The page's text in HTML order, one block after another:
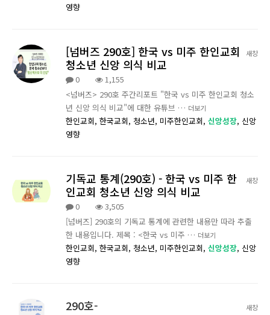
영향
새창
[넘버즈 290호] 한국 vs 미주 한인교회
청소년 신앙 의식 비교
0
1,155
<넘버즈> 290호 주간리포트 "한국 vs 미주 한인교회 청소
년 신앙 의식 비교"에 대한 유튜브 … 더보기
한인교회, 한국교회, 청소년, 미주한인교회, 신앙성장, 신앙
영향
새창
기독교 통계(290호) - 한국 vs 미주 한
인교회 청소년 신앙 의식 비교
0
3,505
[넘버즈] 290호의 기독교 통계에 관련한 내용만 따라 추출
한 내용입니다. 제목 : <한국 vs 미주 … 더보기
한인교회, 한국교회, 청소년, 미주한인교회, 신앙성장, 신앙
영향
새창
290호-